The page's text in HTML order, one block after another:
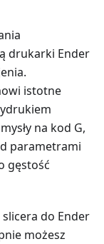
drukarki Ender
istotne
na kod G,
parametrami
gęstość
do Ender
możesz